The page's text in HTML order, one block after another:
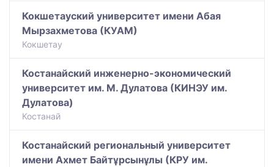
Кокшетауский университет имени Абая
Мырзахметова (КУАМ)
Кокшетау
Костанайский инженерно-экономический
университет им. М. Дулатова (КИНЭУ им.
Дулатова)
Костанай
Костанайский региональный университет
имени Ахмет Байтұрсынұлы (КРУ им.